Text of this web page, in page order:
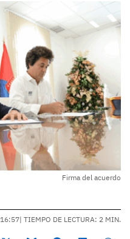
Firma del acuerdo
16:57| TIEMPO DE LECTURA: 2 MIN.